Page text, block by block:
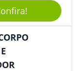
Maior
Carregá-Lo.
Clientes E
Sem Dúvidas